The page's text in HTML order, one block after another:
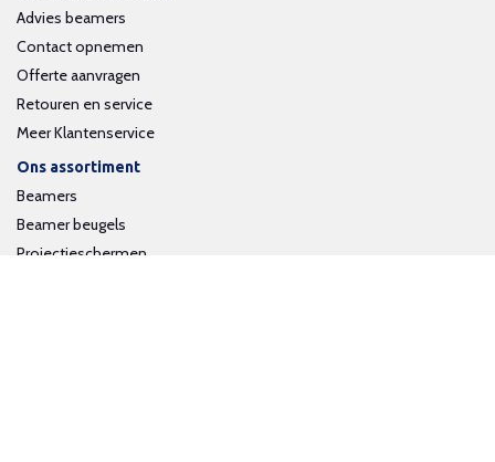
Advies beamers
Contact opnemen
Offerte aanvragen
Retouren en service
Meer Klantenservice
Ons assortiment
Beamers
Beamer beugels
Projectieschermen